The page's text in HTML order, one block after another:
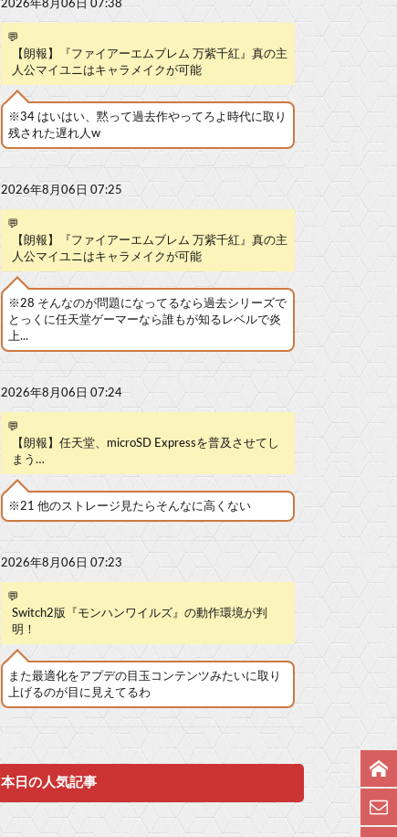
2026年8月06日 07:38
💬
【朗報】『ファイアーエムブレム 万紫千紅』真の主
人公マイユニはキャラメイクが可能
※34 はいはい、黙って過去作やってろよ時代に取り
残された遅れ人w
2026年8月06日 07:25
💬
【朗報】『ファイアーエムブレム 万紫千紅』真の主
人公マイユニはキャラメイクが可能
※28 そんなのが問題になってるなら過去シリーズで
とっくに任天堂ゲーマーなら誰もが知るレベルで炎
上...
2026年8月06日 07:24
💬
【朗報】任天堂、microSD Expressを普及させてし
まう…
※21 他のストレージ見たらそんなに高くない
2026年8月06日 07:23
💬
Switch2版『モンハンワイルズ』の動作環境が判
明！
また最適化をアプデの目玉コンテンツみたいに取り
上げるのが目に見えてるわ
本日の人気記事